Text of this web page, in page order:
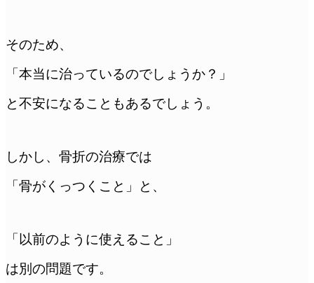
そのため、
「本当に治っているのでしょうか？」
と不安になることもあるでしょう。
しかし、骨折の治療では
「骨がくっつくこと」と、
「以前のように使えること」
は別の問題です。